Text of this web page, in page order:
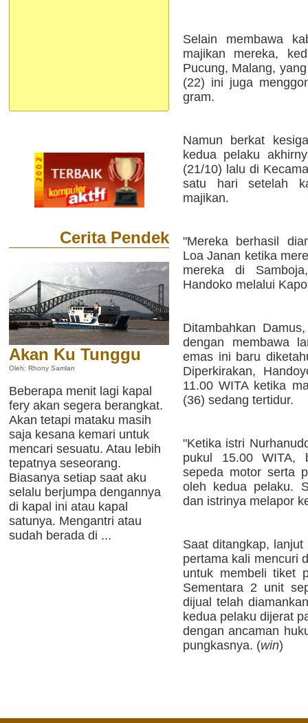
Cerita Pendek
Akan Ku Tunggu
Oleh: Rhony Samlan
Beberapa menit lagi kapal
fery akan segera berangkat.
Akan tetapi mataku masih
saja kesana kemari untuk
mencari sesuatu. Atau lebih
tepatnya seseorang.
Biasanya setiap saat aku
selalu berjumpa dengannya
di kapal ini atau kapal
satunya. Mengantri atau
sudah berada di ...
Selain membawa
majikan mereka,
Pucung, Malang,
(22) ini juga
gram.
Namun berkat
kedua pelaku
(21/10) lalu di
satu hari setelah
majikan.
"Mereka berhasil
Loa Janan ketika
mereka di
Handoko melalui
Ditambahkan
dengan membawa
emas ini baru
Diperkirakan,
11.00 WITA ketika
(36) sedang tertidur.
"Ketika istri
pukul 15.00 WITA,
sepeda motor serta
oleh kedua pelaku.
dan istrinya melapor
Saat ditangkap,
pertama kali mencuri
untuk membeli tiket
Sementara 2 unit
dijual telah
kedua pelaku dijerat
dengan ancaman
pungkasnya. (win)